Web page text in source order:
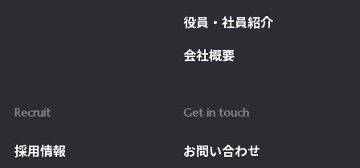
役員・社員紹介
会社概要
Recruit
採用情報
Get in touch
お問い合わせ